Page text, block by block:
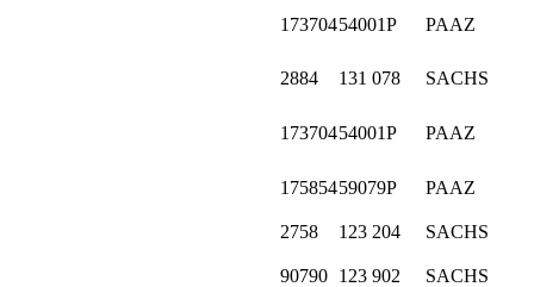
17370454001P PAAZ
2884 131 078 SACHS
17370454001P PAAZ
17585459079P PAAZ
2758 123 204 SACHS
90790 123 902 SACHS